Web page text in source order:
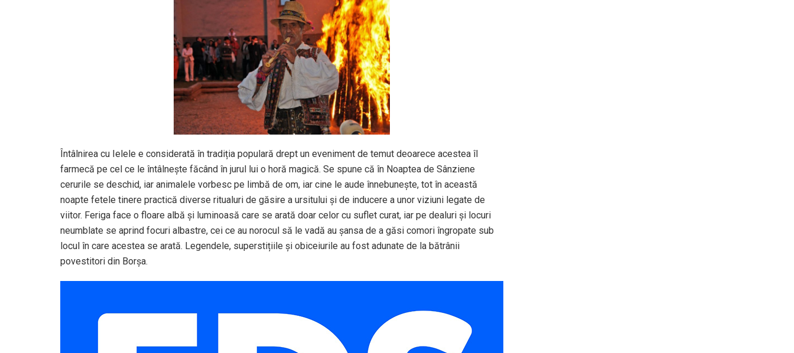
Întâlnirea cu Ielele e considerată în tradiția populară drept un eveniment de temut deoarece acestea îl
farmecă pe cel ce le întâlnește făcând în jurul lui o horă magică. Se spune că în Noaptea de Sânziene
cerurile se deschid, iar animalele vorbesc pe limbă de om, iar cine le aude înnebunește, tot în această
noapte fetele tinere practică diverse ritualuri de găsire a ursitului și de inducere a unor viziuni legate de
viitor. Feriga face o floare albă și luminoasă care se arată doar celor cu suflet curat, iar pe dealuri și locuri
neumblate se aprind focuri albastre, cei ce au norocul să le vadă au șansa de a găsi comori îngropate sub
locul în care acestea se arată. Legendele, superstițiile și obiceiurile au fost adunate de la bătrânii
povestitori din Borșa.